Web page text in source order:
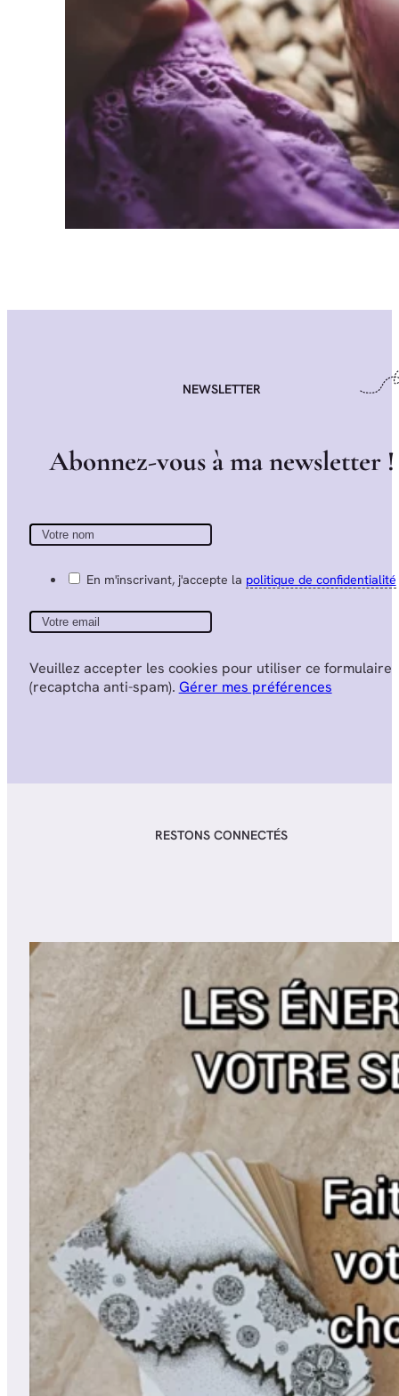
NEWSLETTER
Abonnez-vous àmanewsletter !
En m'inscrivant, j'accepte la politique de confidentialité
Veuillez accepter les cookies pour utiliser ce formulaire
(recaptcha anti-spam). Gérer mes préférences
RESTONS CONNECTÉS